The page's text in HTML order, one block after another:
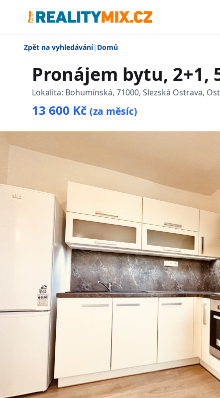
Zpět na vyhledávání| Domů
Pronájem bytu, 2+1,
Lokalita: Bohumínská, 71000, Slezská Ostrava,
13 600 Kč (za měsíc)